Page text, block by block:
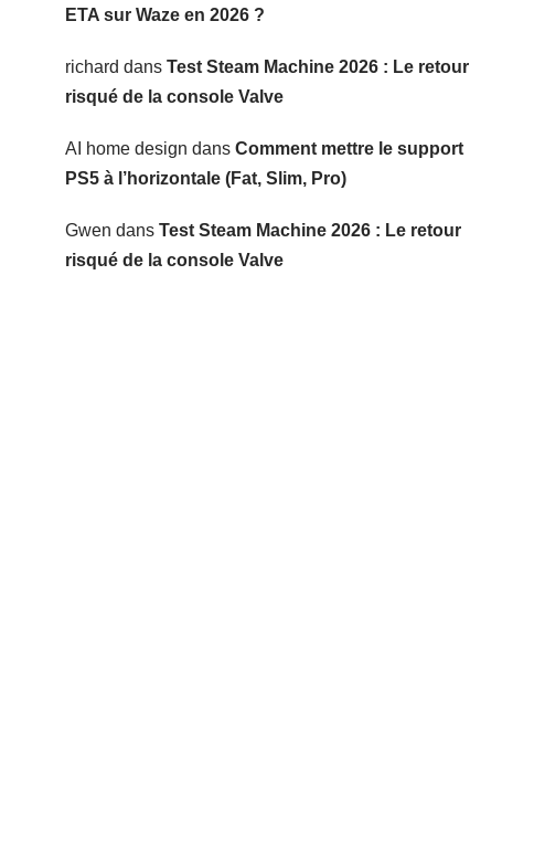
ETA sur Waze en 2026 ?
richard dans Test Steam Machine 2026 : Le retour
risqué de la console Valve
AI home design dans Comment mettre le support
PS5 à l’horizontale (Fat, Slim, Pro)
Gwen dans Test Steam Machine 2026 : Le retour
risqué de la console Valve